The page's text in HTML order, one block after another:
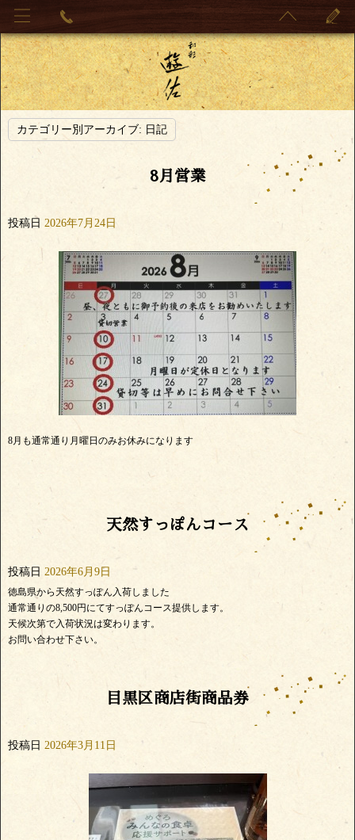
カテゴリー別アーカイブ: 日記
8月営業
投稿日 2026年7月24日
8月も通常通り月曜日のみお休みになります
天然すっぽんコース
投稿日 2026年6月9日
徳島県から天然すっぽん入荷しました
通常通りの8,500円にてすっぽんコース提供します。
天候次第で入荷状況は変わります。
お問い合わせ下さい。
目黒区商店街商品券
投稿日 2026年3月11日